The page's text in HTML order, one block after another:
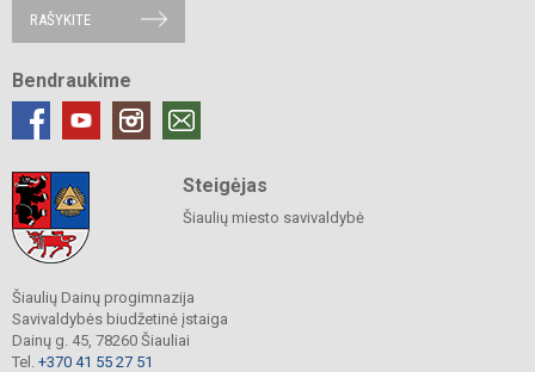
RAŠYKITE
Bendraukime
Steigėjas
Šiaulių miesto savivaldybė
Šiaulių Dainų progimnazija
Savivaldybės biudžetinė įstaiga
Dainų g. 45, 78260 Šiauliai
Tel. +370 41 55 27 51